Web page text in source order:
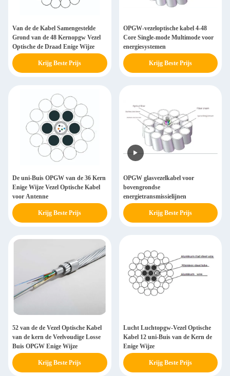
Van de de Kabel Samengestelde
Grond van de 48 Kernopgw Vezel
Optische de Draad Enige Wijze
Krijg Beste Prijs
OPGW-vezeloptische kabel 4-48
Core Single-mode Multimode voor
energiesystemen
Krijg Beste Prijs
De uni-Buis OPGW van de 36 Kern
Enige Wijze Vezel Optische Kabel
voor Antenne
Krijg Beste Prijs
OPGW glasvezelkabel voor
bovengrondse
energietransmissielijnen
Krijg Beste Prijs
52 van de de Vezel Optische Kabel
van de kern de Veelvoudige Losse
Buis OPGW Enige Wijze
Krijg Beste Prijs
Lucht Luchtopgw-Vezel Optische
Kabel 12 uni-Buis van de Kern de
Enige Wijze
Krijg Beste Prijs